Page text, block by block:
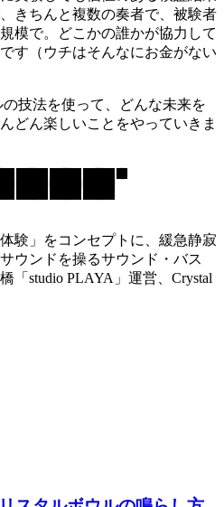
きちんと複数の奏者で、被験者
模で。どこかの誰かが協力して
す（ウチはそんなにお金がない
技法を使って、どんな未来を
どん楽しいことをやっていきま
験」をコンセプトに、緩急静寂
ウンドを操るサウンド・バス
「studio PLAYA」運営、Crystal